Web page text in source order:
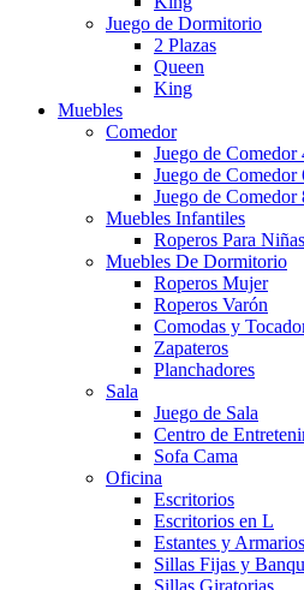
Juego de Dormitorio
2 Plazas
Queen
King
Muebles
Comedor
Juego de Comedor
Juego de Comedor
Juego de Comedor
Muebles Infantiles
Roperos Para Niñas
Muebles De Dormitorio
Roperos Mujer
Roperos Varón
Comodas y
Zapateros
Planchadores
Sala
Juego de Sala
Centro de
Sofa Cama
Oficina
Escritorios
Escritorios en L
Estantes y Armarios
Sillas Fijas y